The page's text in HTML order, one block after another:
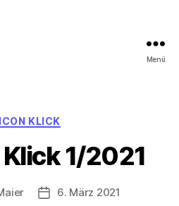
Menü
Kategorien
KLICK
1/2021
Veröffentlichungsdatum
6. März 2021